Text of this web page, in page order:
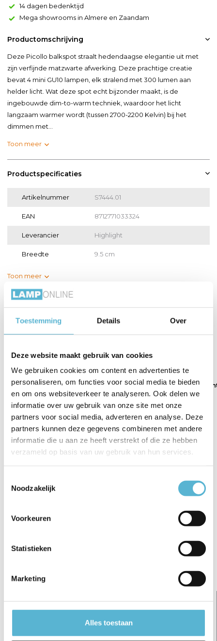
Toestemming Details Over
Deze website maakt gebruik van cookies
We gebruiken cookies om content en advertenties te
personaliseren, om functies voor social media te bieden
en om ons websiteverkeer te analyseren. Ook delen we
informatie over uw gebruik van onze site met onze
partners voor social media, adverteren en analyse. Deze
partners kunnen deze gegevens combineren met andere
informatie die u aan ze heeft verstrekt of die ze hebben
verzameld op basis van uw gebruik van hun services.
Noodzakelijk
Voorkeuren
Statistieken
Marketing
Alles toestaan
14 dagen bedenktijd
Mega showrooms in Almere en Zaandam
Productomschrijving
Deze Picollo balkspot straalt hedendaagse elegantie uit met
zijn verfijnde matzwarte afwerking. Deze prachtige creatie
bevat 4 mini GU10 lampen, elk stralend met 300 lumen aan
helder licht. Wat deze spot echt bijzonder maakt, is de
ingebouwde dim-to-warm techniek, waardoor het licht
langzaam warmer wordt (tussen 2700-2200 Kelvin) bij het
dimmen met...
Toon meer
Productspecificaties
Artikelnummer S7444.01
EAN 8712771033324
Leverancier Highlight
Breedte 9.5 cm
Toon meer
Vergelijk Delen
Spot Picollo 3
lichts ...
€162,95
Spot Picollo 3
lichts ...
€142,95
Spot Picollo 1
...
€62,95
Reviews
Er zijn nog geen reviews geschreven over dit product..
Schrijf je eigen review
Gerelateerde artikelen: